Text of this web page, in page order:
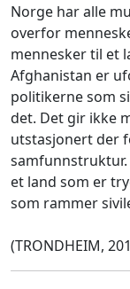
Norge har alle
overfor
mennesker til et
Afghanistan er
politikerne som
det. Det gir ikke
utstasjonert der
et land som er
som rammer
(TRONDHEIM,